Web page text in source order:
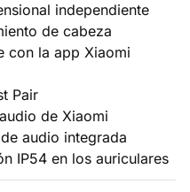
independiente
de cabeza
con la app Xiaomi
Pair
de Xiaomi
audio integrada
IP54 en los auriculares